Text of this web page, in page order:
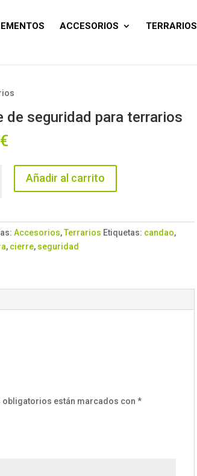
ACCESORIOS TERRARIOS
productos
de seguridad para terrarios
€
Añadir al carrito
Accesorios,Terrarios Etiquetas: candao,
, cierre, seguridad
obligatorios están marcados con*